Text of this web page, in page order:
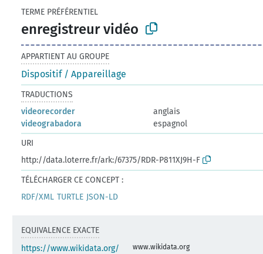
TERME PRÉFÉRENTIEL
enregistreur vidéo
APPARTIENT AU GROUPE
Dispositif / Appareillage
TRADUCTIONS
videorecorder
anglais
videograbadora
espagnol
URI
http://data.loterre.fr/ark:/67375/RDR-P811XJ9H-F
TÉLÉCHARGER CE CONCEPT :
RDF/XML TURTLE JSON-LD
EQUIVALENCE EXACTE
https://www.wikidata.org/
www.wikidata.org